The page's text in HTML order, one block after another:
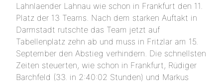
Lahnlaender Lahnau wie schon in Frankfurt den 11.
Platz der 13 Teams. Nach dem starken Auftakt in
Darmstadt rutschte das Team jetzt auf
Tabellenplatz zehn ab und muss in Fritzlar am 15.
September den Abstieg verhindern. Die schnellsten
Zeiten steuerten, wie schon in Frankfurt, Rüdiger
Barchfeld (33. in 2:40:02 Stunden) und Markus